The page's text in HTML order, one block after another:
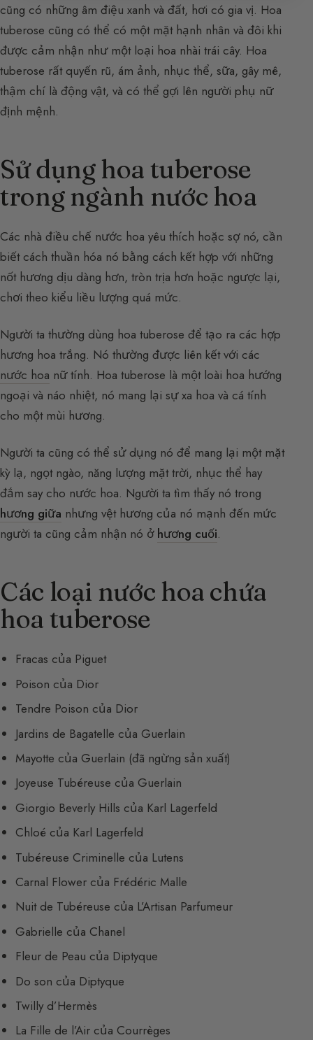
cũng có những âm điệu xanh và đất, hơi có gia vị. Hoa
tuberose cũng có thể có một mặt hạnh nhân và đôi khi
được cảm nhận như một loại hoa nhài trái cây. Hoa
tuberose rất quyến rũ, ám ảnh, nhục thể, sữa, gây mê,
thậm chí là động vật, và có thể gợi lên người phụ nữ
định mệnh.
Sử dụng hoa tuberose
trong ngành nước hoa
Các nhà điều chế nước hoa yêu thích hoặc sợ nó, cần
biết cách thuần hóa nó bằng cách kết hợp với những
nốt hương dịu dàng hơn, tròn trịa hơn hoặc ngược lại,
chơi theo kiểu liều lượng quá mức.
Người ta thường dùng hoa tuberose để tạo ra các hợp
hương hoa trắng. Nó thường được liên kết với các
nước hoa nữ tính. Hoa tuberose là một loài hoa hướng
ngoại và náo nhiệt, nó mang lại sự xa hoa và cá tính
cho một mùi hương.
Người ta cũng có thể sử dụng nó để mang lại một mặt
kỳ lạ, ngọt ngào, năng lượng mặt trời, nhục thể hay
đắm say cho nước hoa. Người ta tìm thấy nó trong
hương giữa nhưng vệt hương của nó mạnh đến mức
người ta cũng cảm nhận nó ở hương cuối.
Các loại nước hoa chứa
hoa tuberose
Fracas của Piguet
Poison của Dior
Tendre Poison của Dior
Jardins de Bagatelle của Guerlain
Mayotte của Guerlain (đã ngừng sản xuất)
Joyeuse Tubéreuse của Guerlain
Giorgio Beverly Hills của Karl Lagerfeld
Chloé của Karl Lagerfeld
Tubéreuse Criminelle của Lutens
Carnal Flower của Frédéric Malle
Nuit de Tubéreuse của L’Artisan Parfumeur
Gabrielle của Chanel
Fleur de Peau của Diptyque
Do son của Diptyque
Twilly d’Hermès
La Fille de l’Air của Courrèges